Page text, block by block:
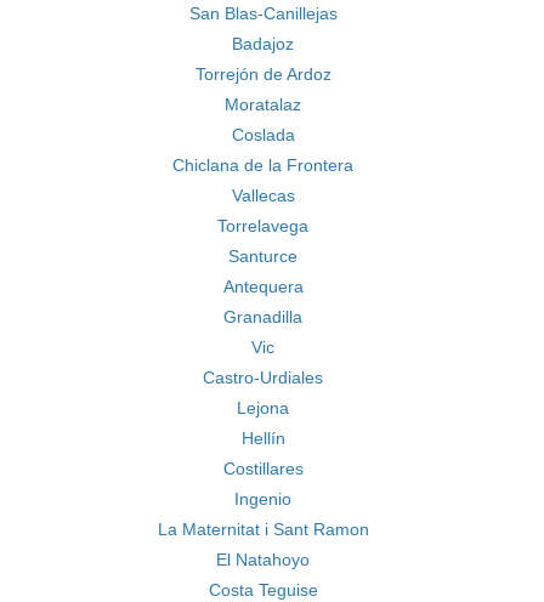
San Blas-Canillejas
Badajoz
Torrejón de Ardoz
Moratalaz
Coslada
Chiclana de la Frontera
Vallecas
Torrelavega
Santurce
Antequera
Granadilla
Vic
Castro-Urdiales
Lejona
Hellín
Costillares
Ingenio
La Maternitat i Sant Ramon
El Natahoyo
Costa Teguise